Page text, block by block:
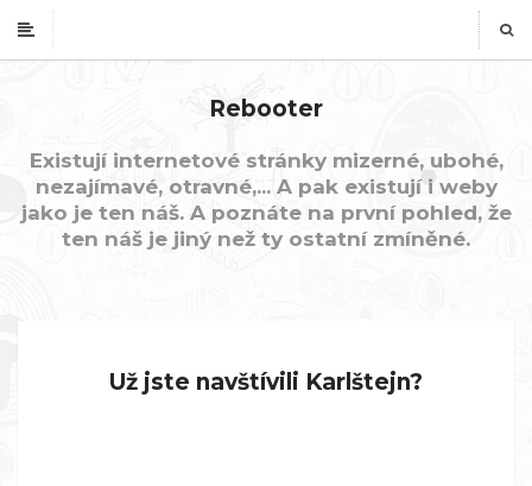
Rebooter
Existují internetové stránky mizerné, ubohé,
nezajímavé, otravné,... A pak existují i weby
jako je ten náš. A poznáte na první pohled, že
ten náš je jiný než ty ostatní zmíněné.
Už jste navštívili Karlštejn?